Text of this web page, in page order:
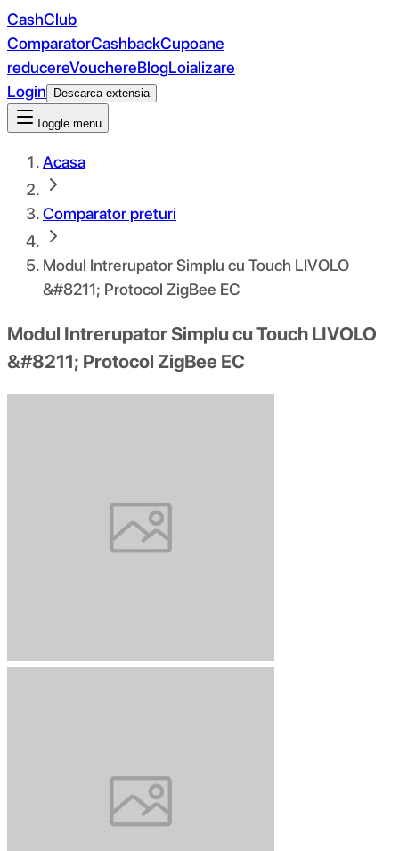
CashClub
ComparatorCashbackCupoane
reducereVouchereBlogLoializare
Login
Descarca extensia
Toggle menu
Acasa
Comparator preturi
Modul Intrerupator Simplu cu Touch LIVOLO
&#8211; Protocol ZigBee EC
Modul Intrerupator Simplu cu Touch LIVOLO
&#8211; Protocol ZigBee EC